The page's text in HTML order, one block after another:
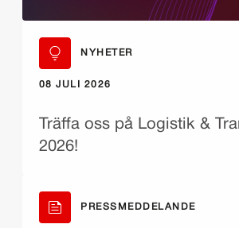
NYHETER
08 JULI 2026
Träffa oss på Logistik &
2026!
PRESSMEDDELANDE